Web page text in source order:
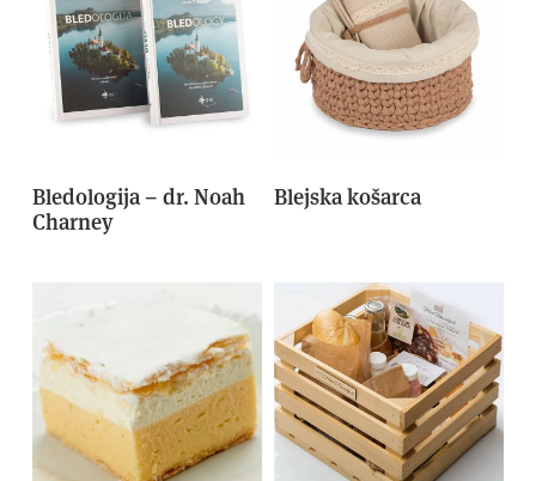
Bledologija – dr. Noah
Charney
Blejska košarca